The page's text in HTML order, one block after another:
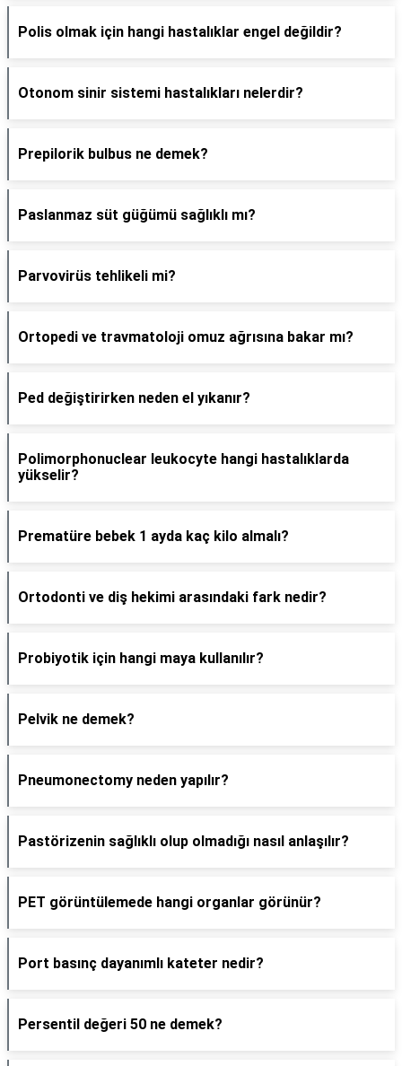
Polis olmak için hangi hastalıklar engel değildir?
Otonom sinir sistemi hastalıkları nelerdir?
Prepilorik bulbus ne demek?
Paslanmaz süt güğümü sağlıklı mı?
Parvovirüs tehlikeli mi?
Ortopedi ve travmatoloji omuz ağrısına bakar mı?
Ped değiştirirken neden el yıkanır?
Polimorphonuclear leukocyte hangi hastalıklarda
yükselir?
Prematüre bebek 1 ayda kaç kilo almalı?
Ortodonti ve diş hekimi arasındaki fark nedir?
Probiyotik için hangi maya kullanılır?
Pelvik ne demek?
Pneumonectomy neden yapılır?
Pastörizenin sağlıklı olup olmadığı nasıl anlaşılır?
PET görüntülemede hangi organlar görünür?
Port basınç dayanımlı kateter nedir?
Persentil değeri 50 ne demek?